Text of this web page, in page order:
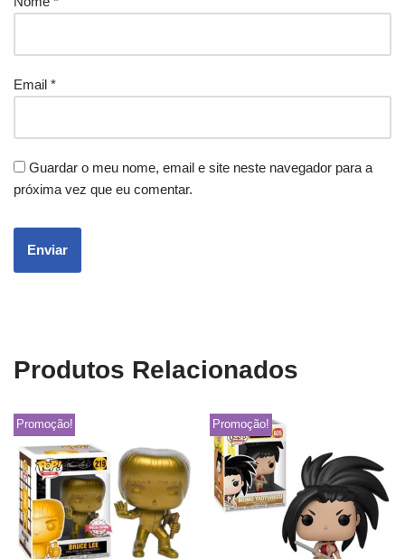
Email *
Guardar o meu nome, email e site neste navegador para a
próxima vez que eu comentar.
Produtos Relacionados
Promoção! Promoção!